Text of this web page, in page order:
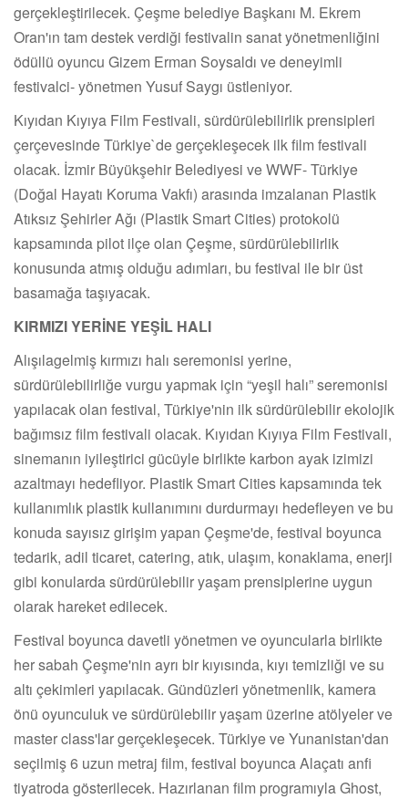
gerçekleştirilecek. Çeşme belediye Başkanı M. Ekrem
Oran'ın tam destek verdiği festivalin sanat yönetmenliğini
ödüllü oyuncu Gizem Erman Soysaldı ve deneyimli
festivalci- yönetmen Yusuf Saygı üstleniyor.
Kıyıdan Kıyıya Film Festivali, sürdürülebilirlik prensipleri
çerçevesinde Türkiye`de gerçekleşecek ilk film festivali
olacak. İzmir Büyükşehir Belediyesi ve WWF- Türkiye
(Doğal Hayatı Koruma Vakfı) arasında imzalanan Plastik
Atıksız Şehirler Ağı (Plastik Smart Cities) protokolü
kapsamında pilot ilçe olan Çeşme, sürdürülebilirlik
konusunda atmış olduğu adımları, bu festival ile bir üst
basamağa taşıyacak.
KIRMIZI YERİNE YEŞİL HALI
Alışılagelmiş kırmızı halı seremonisi yerine,
sürdürülebilirliğe vurgu yapmak için “yeşil halı” seremonisi
yapılacak olan festival, Türkiye'nin ilk sürdürülebilir ekolojik
bağımsız film festivali olacak. Kıyıdan Kıyıya Film Festivali,
sinemanın iyileştirici gücüyle birlikte karbon ayak izimizi
azaltmayı hedefliyor. Plastik Smart Cities kapsamında tek
kullanımlık plastik kullanımını durdurmayı hedefleyen ve bu
konuda sayısız girişim yapan Çeşme'de, festival boyunca
tedarik, adil ticaret, catering, atık, ulaşım, konaklama, enerji
gibi konularda sürdürülebilir yaşam prensiplerine uygun
olarak hareket edilecek.
Festival boyunca davetli yönetmen ve oyuncularla birlikte
her sabah Çeşme'nin ayrı bir kıyısında, kıyı temizliği ve su
altı çekimleri yapılacak. Gündüzleri yönetmenlik, kamera
önü oyunculuk ve sürdürülebilir yaşam üzerine atölyeler ve
master class'lar gerçekleşecek. Türkiye ve Yunanistan'dan
seçilmiş 6 uzun metraj film, festival boyunca Alaçatı anfi
tiyatroda gösterilecek. Hazırlanan film programıyla Ghost,